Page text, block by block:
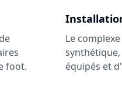
foot.
Le
équipés et